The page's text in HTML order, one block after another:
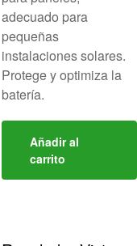
adecuado para
pequeñas
instalaciones solares.
Protege y optimiza la
batería.
Añadir al
carrito